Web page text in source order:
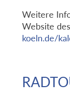
Weitere
Website
koeln.de/